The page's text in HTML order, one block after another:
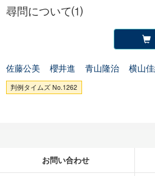
尋問について⑴
佐藤公美 櫻井進 青山隆治 横山
判例タイムズ No.1262
お問い合わせ